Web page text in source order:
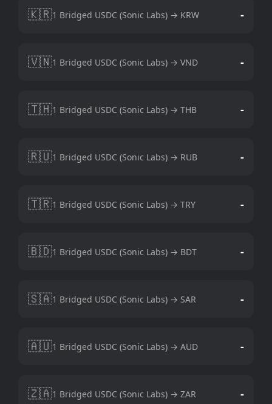
🇰🇷1 Bridged USDC (Sonic Labs) → KRW -
🇻🇳1 Bridged USDC (Sonic Labs) → VND -
🇹🇭1 Bridged USDC (Sonic Labs) → THB -
🇷🇺1 Bridged USDC (Sonic Labs) → RUB -
🇹🇷1 Bridged USDC (Sonic Labs) → TRY -
🇧🇩1 Bridged USDC (Sonic Labs) → BDT -
🇸🇦1 Bridged USDC (Sonic Labs) → SAR -
🇦🇺1 Bridged USDC (Sonic Labs) → AUD -
🇿🇦1 Bridged USDC (Sonic Labs) → ZAR -